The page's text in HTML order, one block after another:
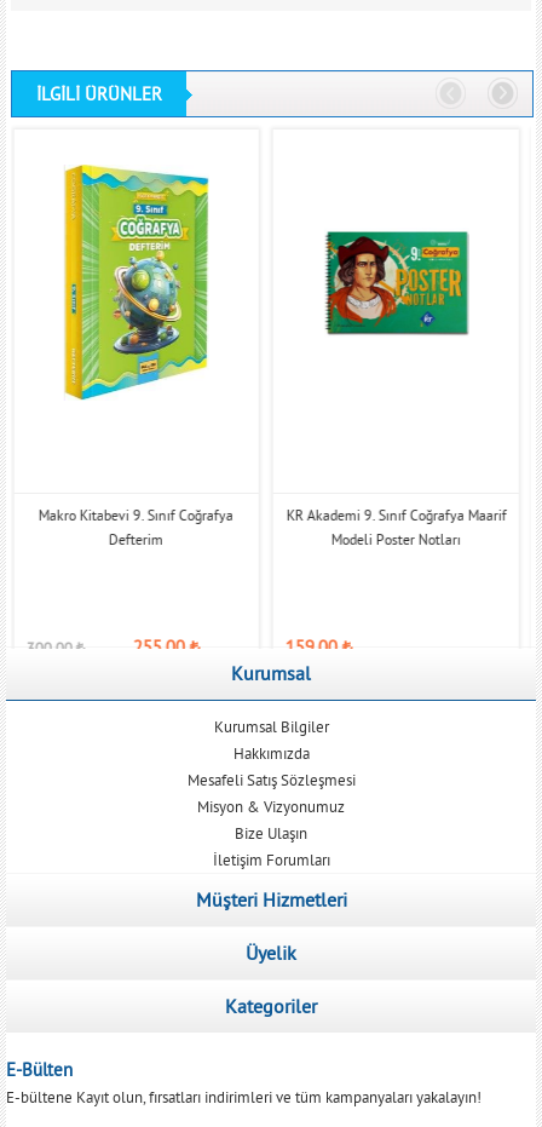
İLGİLİ ÜRÜNLER
Makro Kitabevi 9. Sınıf Coğrafya
Defterim
300,00₺ 255,00₺
KR Akademi 9. Sınıf Coğrafya Maarif
Modeli Poster Notları
159,00₺
Kurumsal
Kurumsal Bilgiler
Hakkımızda
Mesafeli Satış Sözleşmesi
Misyon & Vizyonumuz
Bize Ulaşın
İletişim Forumları
Müşteri Hizmetleri
Üyelik
Kategoriler
E-Bülten
E-bültene Kayıt olun, fırsatları indirimleri ve tüm kampanyaları yakalayın!